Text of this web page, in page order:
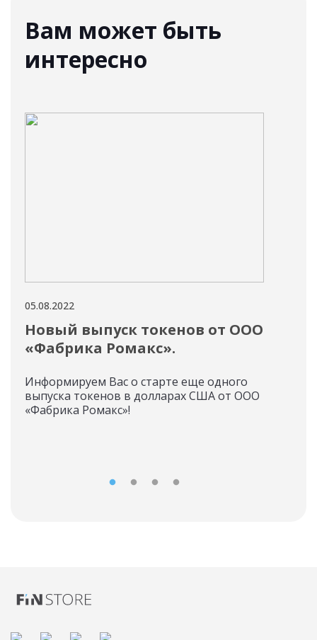
Вам может быть
интересно
05.08.2022
Новый выпуск токенов от ООО
«Фабрика Ромакс».
Информируем Вас о старте еще одного
выпуска токенов в долларах США от ООО
«Фабрика Ромакс»!